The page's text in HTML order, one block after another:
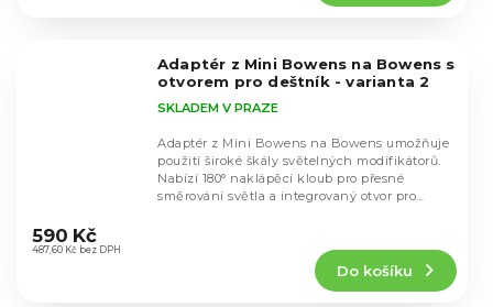
Adaptér z Mini Bowens na Bowens s
otvorem pro deštník - varianta 2
hodnocení
produktu
SKLADEM V PRAZE
487,60 Kč bez DPH
590 Kč
Do košíku
Adaptér z Mini Bowens na Bowens umožňuje
použití široké škály světelných modifikátorů.
Nabízí 180° naklápěcí kloub pro přesné
směrování světla a integrovaný otvor pro